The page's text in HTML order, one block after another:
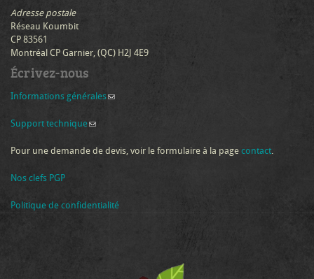
Adresse postale
Réseau Koumbit
CP 83561
Montréal CP Garnier, (QC) H2J 4E9
Écrivez-nous
Informations générales(link sends e-mail)
Support technique(link sends e-mail)
Pour une demande de devis, voir le formulaire à la page contact.
Nos clefs PGP
Politique de confidentialité